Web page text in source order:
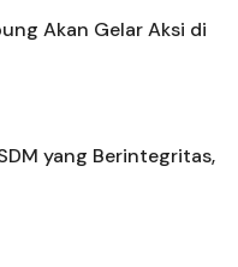
Akan Gelar Aksi di
yang Berintegritas,